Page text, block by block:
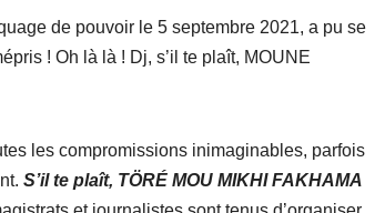
de pouvoir le 5 septembre 2021, a pu se
! Oh là là ! Dj, s’il te plaît, MOUNE
les compromissions inimaginables, parfois
S’il te plaît, TÖRÉ MOU MIKHI FAKHAMA